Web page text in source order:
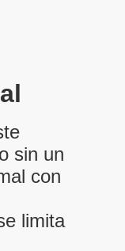
sin un
con
limita